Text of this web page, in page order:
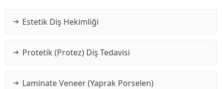
Estetik Diş Hekimliği
Protetik (Protez) Diş Tedavisi
Laminate Veneer (Yaprak Porselen)